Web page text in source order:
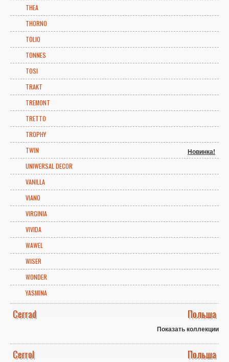
THEA
THORNO
TOLIO
TONNES
TOSI
TRAKT
TREMONT
TRETTO
TROPHY
TWIN
Новинка!
UNIWERSAL DECOR
VANILLA
VIANO
VIRGINIA
VIVIDA
WAWEL
WISER
WONDER
YASMINA
Cerrad Польша
Показать коллекции
Cerrol Польша